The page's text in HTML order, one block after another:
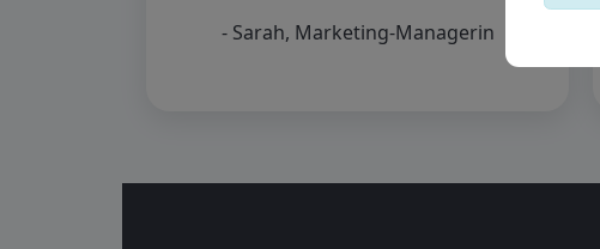
- Sarah, Marketing-Managerin